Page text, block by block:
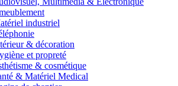
industriel
& décoration
et propreté
& cosmétique
& Matériel Medical